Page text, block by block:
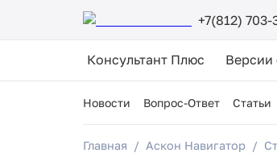
+7(812) 703-
Консультант Плюс Версии
Новости Вопрос-Ответ Статьи
Главная Аскон Навигатор